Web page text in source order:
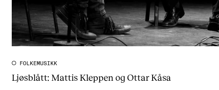
FOLKEMUSIKK
Ljøsblått: Mattis Kleppen og Ottar Kåsa